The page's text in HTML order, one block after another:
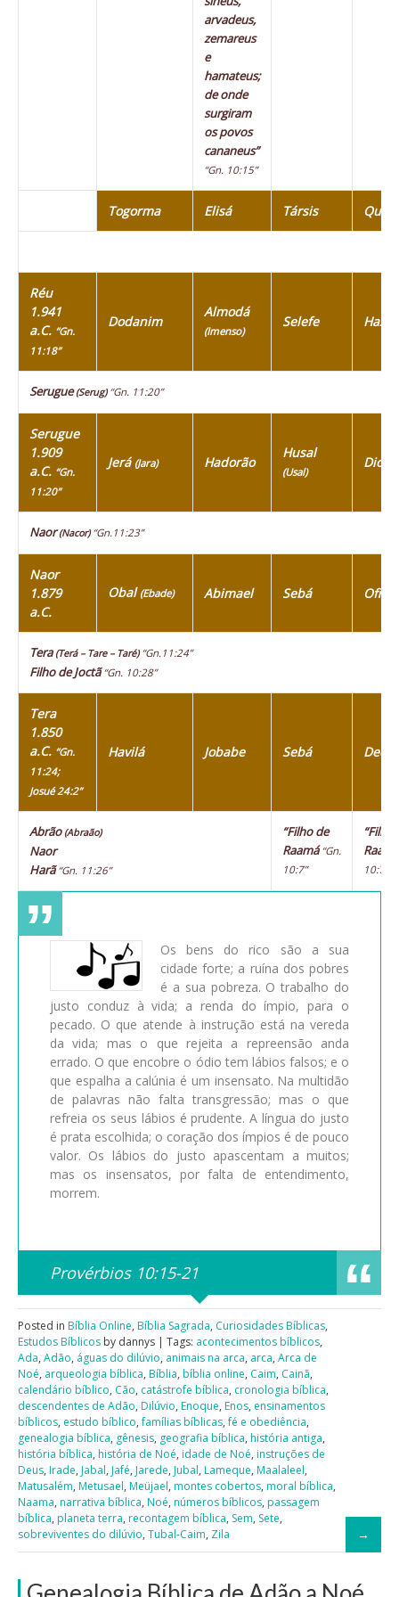
arvadeus,
zemareus
e
hamateus;
de onde
surgiram
os povos
cananeus”
“Gn. 10:15”
Togorma Elisá Társis
Réu
1.941
a.C. “Gn.
11:18”
Dodanim
Almodá
(Imenso)
Selefe
Serugue(Serug) “Gn. 11:20”
Serugue
1.909
a.C. “Gn.
11:20”
Jerá (Jara) Hadorão
Husal
(Usal)
Diclá
Naor(Nacor) “Gn.11:23”
Naor
1.879
a.C.
Obal (Ebade) Abimael Sebá Ofir
Tera (Terá – Tare – Taré) “Gn.11:24”
Filho de Joctã“Gn. 10:28”
Tera
1.850
a.C. “Gn.
11:24;
Josué 24:2”
Havilá Jobabe Sebá Dedã
Abrão (Abraão)
Naor
Harã“Gn. 11:26”
“Filho de
Raamá“Gn.
10:7”
“Filho
10:7”
Os bens do rico são a sua
cidade forte; a ruína dos pobres
é a sua pobreza. O trabalho do
justo conduz à vida; a renda do ímpio, para o
pecado. O que atende à instrução está na vereda
da vida; mas o que rejeita a repreensão anda
errado. O que encobre o ódio tem lábios falsos; e o
que espalha a calúnia é um insensato. Na multidão
de palavras não falta transgressão; mas o que
refreia os seus lábios é prudente. A língua do justo
é prata escolhida; o coração dos ímpios é de pouco
valor. Os lábios do justo apascentam a muitos;
mas os insensatos, por falta de entendimento,
morrem.
Provérbios 10:15-21
Posted in Bíblia Online, Bíblia Sagrada, Curiosidades Bíblicas,
Estudos Bíblicos by dannys | Tags: acontecimentos bíblicos,
Ada, Adão, águas do dilúvio, animais na arca, arca, Arca de
Noé, arqueologia bíblica, Bíblia, bíblia online, Caim, Cainã,
calendário bíblico, Cão, catástrofe bíblica, cronologia bíblica,
descendentes de Adão, Dilúvio, Enoque, Enos, ensinamentos
bíblicos, estudo bíblico,famílias bíblicas,fé e obediência,
genealogia bíblica, gênesis, geografia bíblica, história antiga,
história bíblica, história de Noé, idade de Noé, instruções de
Deus, Irade, Jabal, Jafé, Jarede, Jubal, Lameque, Maalaleel,
Matusalém, Metusael, Meüjael, montes cobertos, moral bíblica,
Naama, narrativa bíblica, Noé, números bíblicos, passagem
bíblica, planeta terra, recontagem bíblica, Sem, Sete,
sobreviventes do dilúvio, Tubal-Caim, Zila